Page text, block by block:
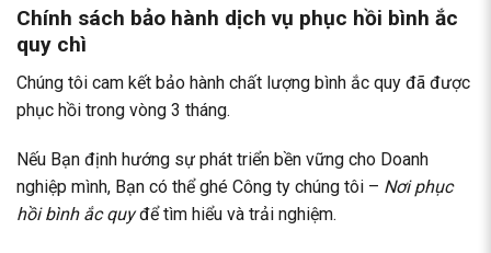
Chính sách bảo hành dịch vụ phục hồi bình ắc
quy chì
Chúng tôi cam kết bảo hành chất lượng bình ắc quy đã được
phục hồi trong vòng 3 tháng.
Nếu Bạn định hướng sự phát triển bền vững cho Doanh
nghiệp mình, Bạn có thể ghé Công ty chúng tôi – Nơi phục
hồi bình ắc quyđể tìm hiểu và trải nghiệm.